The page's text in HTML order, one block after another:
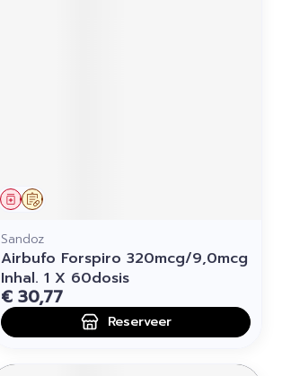
Op voorschrift
Geneesmiddel
Sandoz
Airbufo Forspiro 320mcg/9,0mcg
Inhal. 1 X 60dosis
€ 30,77
Reserveer